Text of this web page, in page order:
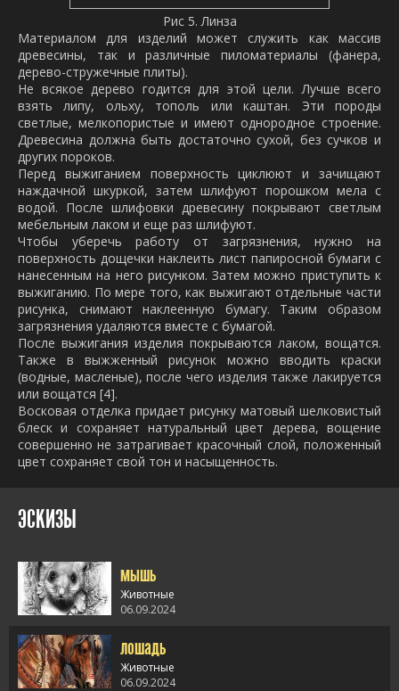
Рис 5. Линза
Материалом для изделий может служить как массив
древесины, так и различные пиломатериалы (фанера,
дерево-стружечные плиты).
Не всякое дерево годится для этой цели. Лучше всего
взять липу, ольху, тополь или каштан. Эти породы
светлые, мелкопористые и имеют однородное строение.
Древесина должна быть достаточно сухой, без сучков и
других пороков.
Перед выжиганием поверхность циклюют и зачищают
наждачной шкуркой, затем шлифуют порошком мела с
водой. После шлифовки древесину покрывают светлым
мебельным лаком и еще раз шлифуют.
Чтобы уберечь работу от загрязнения, нужно на
поверхность дощечки наклеить лист папиросной бумаги с
нанесенным на него рисунком. Затем можно приступить к
выжиганию. По мере того, как выжигают отдельные части
рисунка, снимают наклеенную бумагу. Таким образом
загрязнения удаляются вместе с бумагой.
После выжигания изделия покрываются лаком, вощатся.
Также в выжженный рисунок можно вводить краски
(водные, масленые), после чего изделия также лакируется
или вощатся [4].
Восковая отделка придает рисунку матовый шелковистый
блеск и сохраняет натуральный цвет дерева, вощение
совершенно не затрагивает красочный слой, положенный
цвет сохраняет свой тон и насыщенность.
ЭСКИЗЫ
мышь
Животные
06.09.2024
alt="мышь" /> лошадь
Животные
06.09.2024